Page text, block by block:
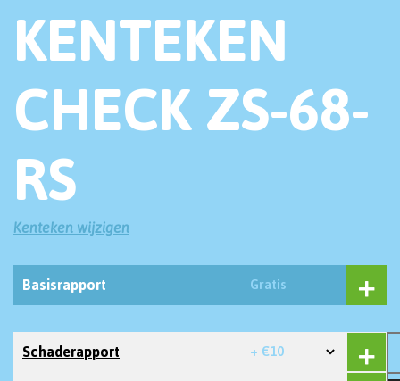
KENTEKEN
CHECK ZS-68-
RS
Kenteken wijzigen
Basisrapport Gratis
Schaderapport + €10